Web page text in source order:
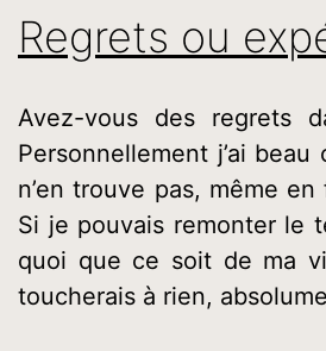
Regrets ou
Avez-vous des regrets
Personnellement j’ai beau
n’en trouve pas, même
Si je pouvais remonter le
quoi que ce soit de ma
toucherais à rien,